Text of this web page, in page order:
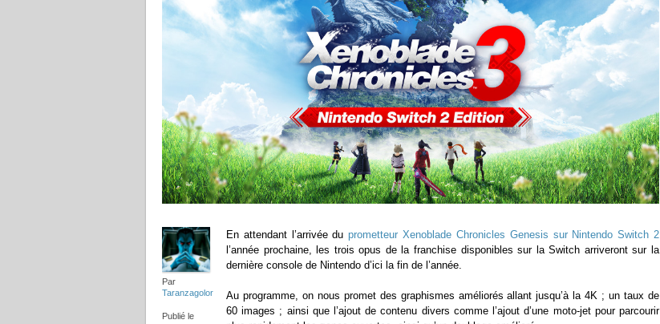
Par
Taranzagolor
Publié le
En attendant l’arrivée duprometteur Xenoblade Chronicles Genesis sur Nintendo Switch 2
l’année prochaine, les trois opus de la franchise disponibles sur la Switch arriveront sur la
dernière console de Nintendo d’ici la fin de l’année.
Au programme, on nous promet des graphismes améliorés allant jusqu’à la 4K ; un taux de
60 images ; ainsi que l’ajout de contenu divers comme l’ajout d’une moto-jet pour parcourir